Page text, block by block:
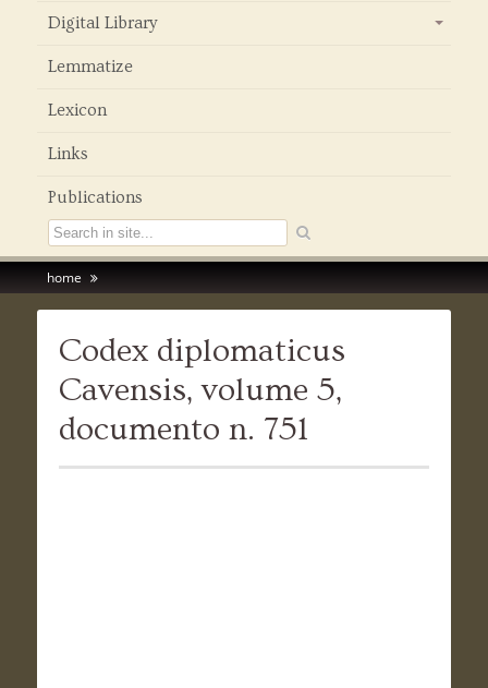
Digital Library
Lemmatize
Lexicon
Links
Publications
home
Codex diplomaticus
Cavensis, volume 5,
documento n. 751